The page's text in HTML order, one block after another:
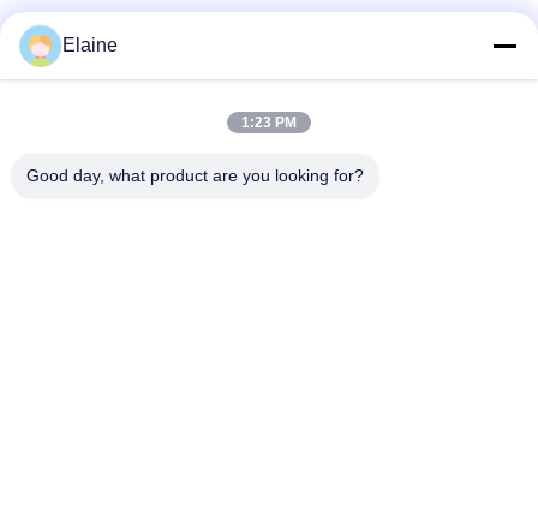
Categorias populares
Estabilizador do
Elaine
1:23 PM
Good day, what product are you looking for?